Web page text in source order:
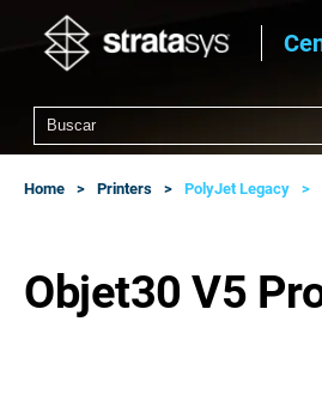
Home Printers PolyJet Legacy
Objet30 V5